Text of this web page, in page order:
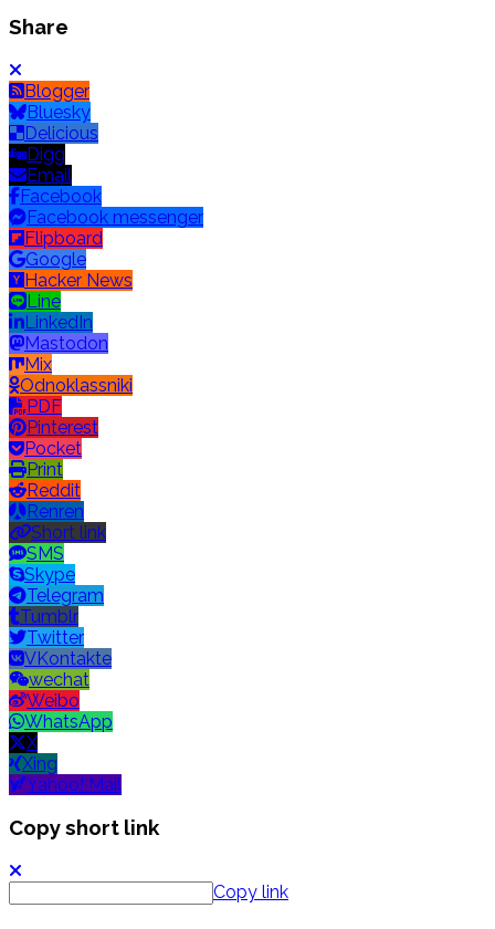
Share
Blogger
Bluesky
Delicious
Digg
Email
Facebook
Facebook messenger
Flipboard
Google
Hacker News
Line
LinkedIn
Mastodon
Mix
Odnoklassniki
PDF
Pinterest
Pocket
Print
Reddit
Renren
Short link
SMS
Skype
Telegram
Tumblr
Twitter
VKontakte
wechat
Weibo
WhatsApp
X
Xing
Yahoo! Mail
Copy short link
Copy link